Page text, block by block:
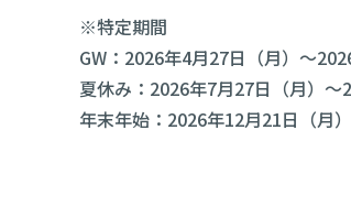
※特定期間
GW：2026年4月27日（月）～
夏休み：2026年7月27日（月）～
年末年始：2026年12月21日（月